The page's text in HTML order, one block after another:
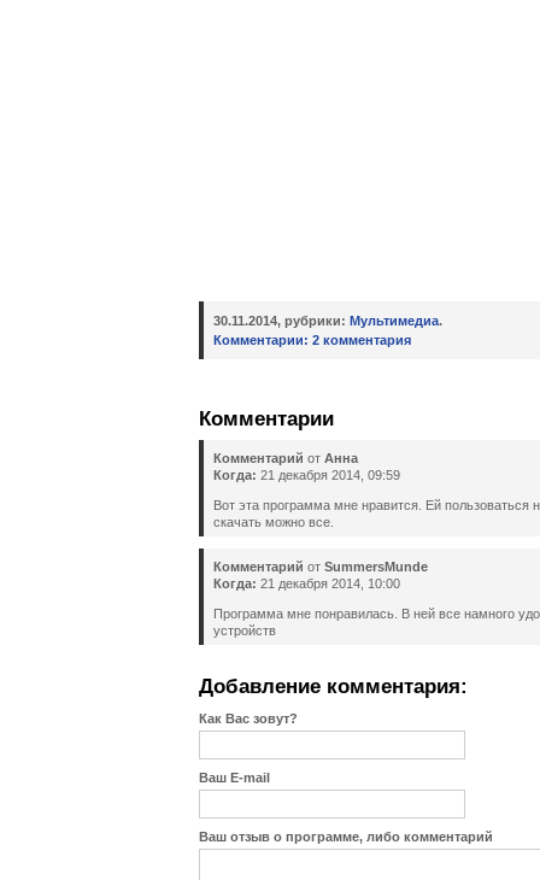
30.11.2014, рубрики: Мультимедиа.
Комментарии: 2 комментария
Комментарии
Комментарий от Анна
Когда: 21 декабря 2014, 09:59
Вот эта программа мне нравится. Ей
скачать можно все.
Комментарий от SummersMunde
Когда: 21 декабря 2014, 10:00
Программа мне понравилась. В ней все намного
устройств
Добавление комментария:
Как Вас зовут?
Ваш E-mail
Ваш отзыв о программе, либо комментарий